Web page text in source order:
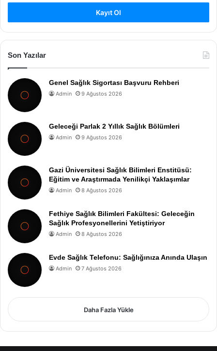
Kayıt Ol
Son Yazılar
Genel Sağlık Sigortası Başvuru Rehberi
Admin 9 Ağustos 2026
Geleceği Parlak 2 Yıllık Sağlık Bölümleri
Admin 9 Ağustos 2026
Gazi Üniversitesi Sağlık Bilimleri Enstitüsü:
Eğitim ve Araştırmada Yenilikçi Yaklaşımlar
Admin 8 Ağustos 2026
Fethiye Sağlık Bilimleri Fakültesi: Geleceğin
Sağlık Profesyonellerini Yetiştiriyor
Admin 8 Ağustos 2026
Evde Sağlık Telefonu: Sağlığınıza Anında Ulaşın
Admin 7 Ağustos 2026
Daha Fazla Yükle